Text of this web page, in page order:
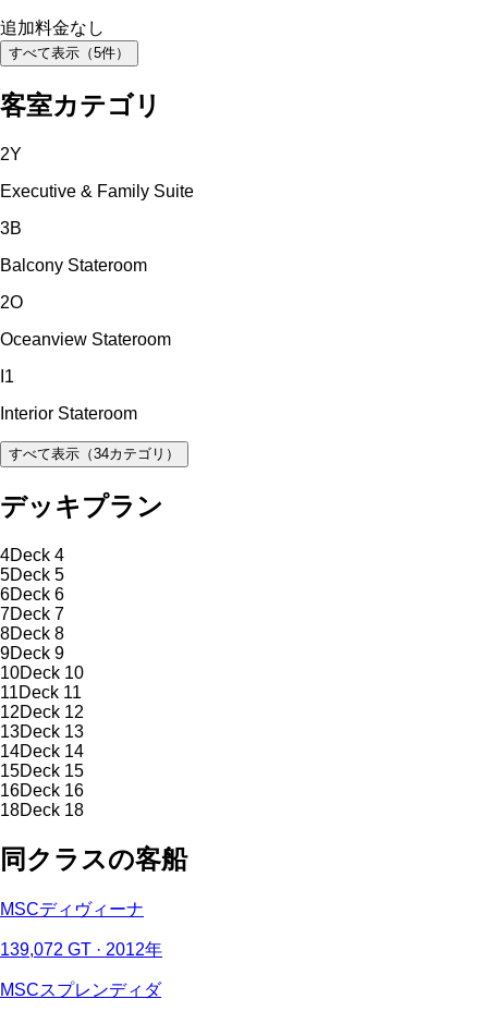
追加料金なし
すべて表示（5件）
客室カテゴリ
2Y
Executive & Family Suite
3B
Balcony Stateroom
2O
Oceanview Stateroom
I1
Interior Stateroom
すべて表示（34カテゴリ）
デッキプラン
4Deck 4
5Deck 5
6Deck 6
7Deck 7
8Deck 8
9Deck 9
10Deck 10
11Deck 11
12Deck 12
13Deck 13
14Deck 14
15Deck 15
16Deck 16
18Deck 18
同クラスの客船
MSCディヴィーナ
139,072 GT · 2012年
MSCスプレンディダ